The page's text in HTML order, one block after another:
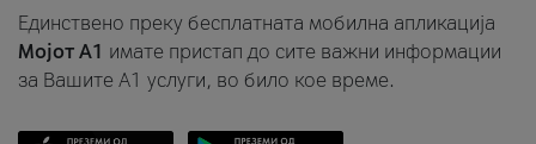
Единствено преку бесплатната мобилна апликација
Мојот A1 имате пристап до сите важни информации
за Вашите A1 услуги, во било кое време.